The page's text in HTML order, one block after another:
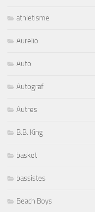
athletisme
Aurelio
Auto
Autograf
Autres
B.B. King
basket
bassistes
Beach Boys